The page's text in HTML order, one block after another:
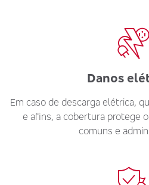
Danos
Em caso de descarga elétrica,
e afins, a cobertura protege
comuns e